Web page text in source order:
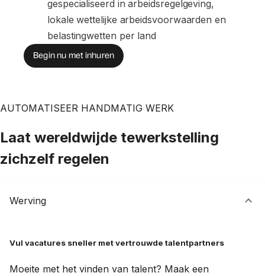
gespecialiseerd in arbeidsregelgeving,
lokale wettelijke arbeidsvoorwaarden en
belastingwetten per land
Begin nu met inhuren
AUTOMATISEER HANDMATIG WERK
Laat wereldwijde tewerkstelling
zichzelf regelen
Werving
Vul vacatures sneller met vertrouwde talentpartners
Moeite met het vinden van talent? Maak een